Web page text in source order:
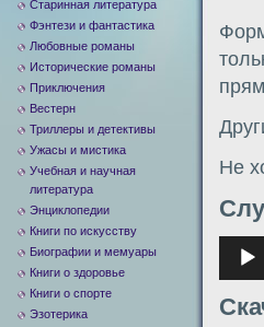
Не
Старинная литература
Фэнтези и фантастика
Любовные романы
Исторические романы
Приключения
Вестерн
Триллеры и детективы
Ужасы и мистика
Учебная и научная
литература
Энциклопедии
Книги по искусству
Биографии и мемуары
Книги о здоровье
Книги о спорте
Эзотерика